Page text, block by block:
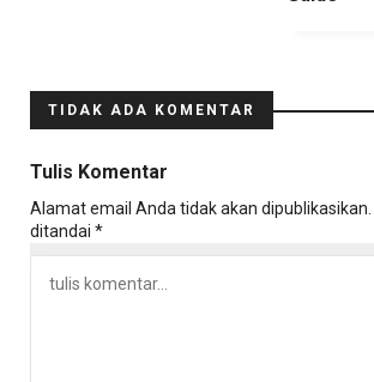
TIDAK ADA KOMENTAR
Tulis Komentar
Alamat email Anda tidak akan dipublikasikan.
ditandai *